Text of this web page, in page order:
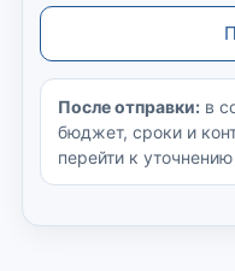
После отправки: в
бюджет, сроки и
перейти к